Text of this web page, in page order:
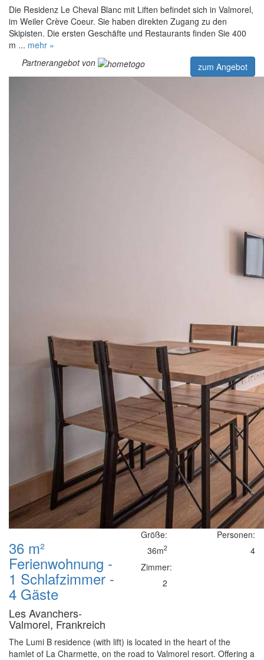
Die Residenz Le Cheval Blanc mit Liften befindet sich in Valmorel,
im Weiler Crève Coeur. Sie haben direkten Zugang zu den
Skipisten. Die ersten Geschäfte und Restaurants finden Sie 400
m ... mehr »
Partnerangebot von
zum Angebot
36 m²
Ferienwohnung -
1 Schlafzimmer -
4 Gäste
Les Avanchers-
Valmorel, Frankreich
Größe:
36m2
Zimmer:
2
Personen:
4
The Lumi B residence (with lift) is located in the heart of the
hamlet of La Charmette, on the road to Valmorel resort. Offering a